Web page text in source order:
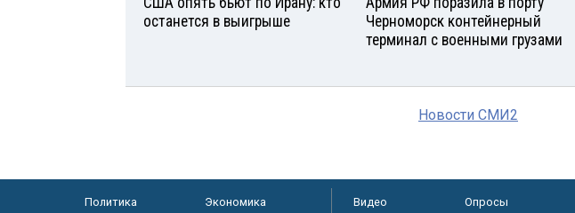
останется в выигрыше
Черноморск контейнерный
терминал с военными грузами
Новости СМИ2
Политика
Экономика
Видео Опросы